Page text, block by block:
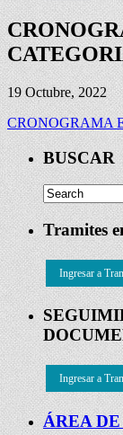
19 Octubre, 2022
CRONOGRAMA
BUSCAR
Tramites
Ingresar a
Ingresar a
ÁREA